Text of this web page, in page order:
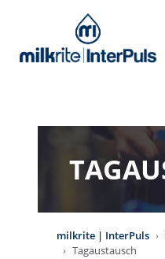
milkrite | InterPuls
Tagaustausch